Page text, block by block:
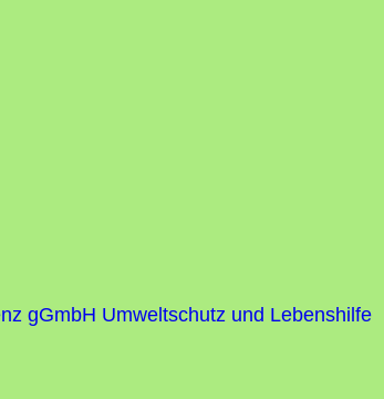
gGmbH Umweltschutz und Lebenshilfe